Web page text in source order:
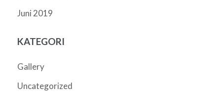
Juni 2019
KATEGORI
Gallery
Uncategorized